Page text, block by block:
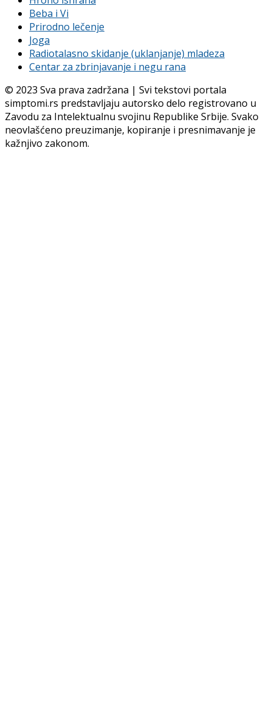
Beba i Vi
Prirodno lečenje
Joga
Radiotalasno skidanje (uklanjanje) mladeza
Centar za zbrinjavanje i negu rana
© 2023 Sva prava zadržana | Svi tekstovi portala
simptomi.rs predstavljaju autorsko delo registrovano u
Zavodu za Intelektualnu svojinu Republike Srbije. Svako
neovlašćeno preuzimanje, kopiranje i presnimavanje je
kažnjivo zakonom.